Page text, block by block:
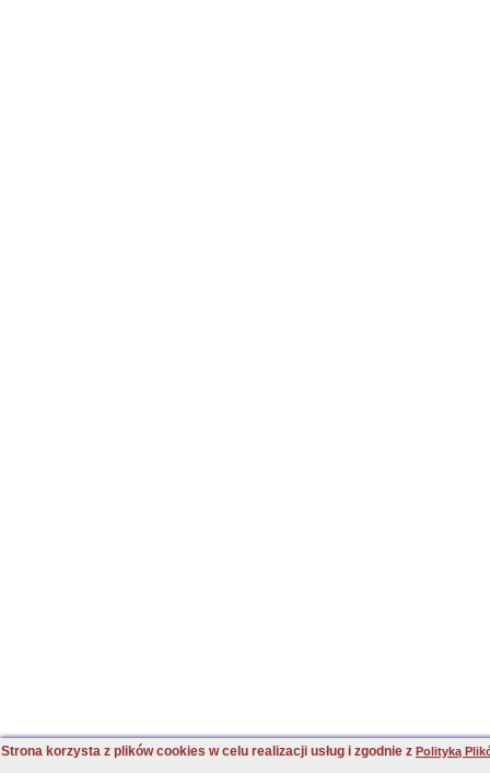
Strona korzysta z plików cookies w celu realizacji usług i zgodnie z Polityką